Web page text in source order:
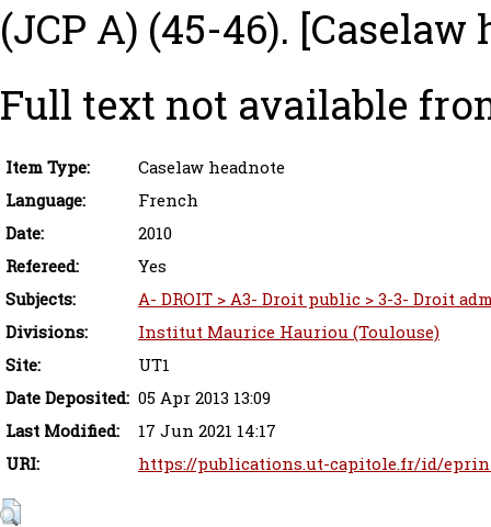
(JCP A) (45-46). [Caselaw
Full text not available
Item Type:
Caselaw headnote
Language:
French
Date:
2010
Refereed:
Yes
Subjects:
A- DROIT > A3- Droit public > 3-3- Droit
Divisions:
Institut Maurice Hauriou (Toulouse)
Site:
UT1
Date Deposited: 05 Apr 2013 13:09
Last Modified:
17 Jun 2021 14:17
URI:
https://publications.ut-capitole.fr/id/